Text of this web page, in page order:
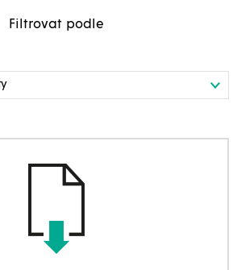
Filtrovat podle